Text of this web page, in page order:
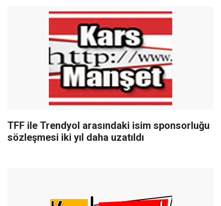
TFF ile Trendyol arasındaki isim sponsorluğu
sözleşmesi iki yıl daha uzatıldı